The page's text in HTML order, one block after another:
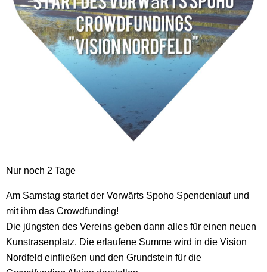
Nur noch 2 Tage
Am Samstag startet der Vorwärts Spoho Spendenlauf und
mit ihm das Crowdfunding!
Die jüngsten des Vereins geben dann alles für einen neuen
Kunstrasenplatz. Die erlaufene Summe wird in die Vision
Nordfeld einfließen und den Grundstein für die